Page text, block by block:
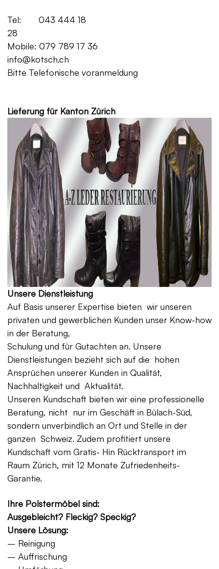
Tel: 043 444 18
28
Mobile: 079 789 17 36
info@kotsch.ch
Bitte Telefonische voranmeldung
Lieferung für Kanton Zürich
Unsere Dienstleistung
Auf Basis unserer Expertise bieten wir unseren
privaten und gewerblichen Kunden unser Know-how
in der Beratung,
Schulung und für Gutachten an. Unsere
Dienstleistungen bezieht sich auf die hohen
Ansprüchen unserer Kunden in Qualität,
Nachhaltigkeit und Aktualität.
Unseren Kundschaft bieten wir eine professionelle
Beratung, nicht nur im Geschäft in Bülach-Süd,
sondern unverbindlich an Ort und Stelle in der
ganzen Schweiz. Zudem profitiert unsere
Kundschaft vom Gratis- Hin Rücktransport im
Raum Zürich, mit 12 Monate Zufriedenheits-
Garantie.
Ihre Polstermöbel sind:
Ausgebleicht? Fleckig? Speckig?
Unsere Lösung:
– Reinigung
– Auffrischung